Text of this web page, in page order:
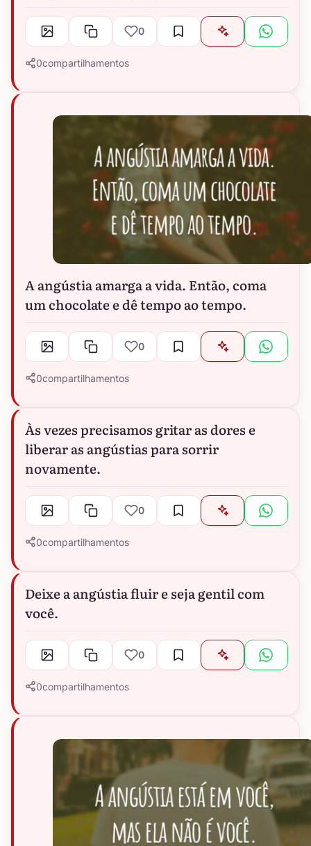
0
0compartilhamentos
A angústia amarga a vida. Então, coma
um chocolate e dê tempo ao tempo.
0
0compartilhamentos
Às vezes precisamos gritar as dores e
liberar as angústias para sorrir
novamente.
0
0compartilhamentos
Deixe a angústia fluir e seja gentil com
você.
0
0compartilhamentos